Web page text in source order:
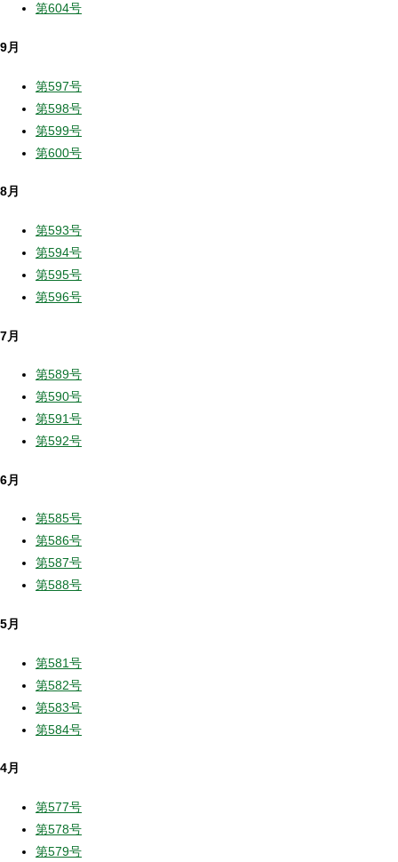
第604号
9月
第597号
第598号
第599号
第600号
8月
第593号
第594号
第595号
第596号
7月
第589号
第590号
第591号
第592号
6月
第585号
第586号
第587号
第588号
5月
第581号
第582号
第583号
第584号
4月
第577号
第578号
第579号